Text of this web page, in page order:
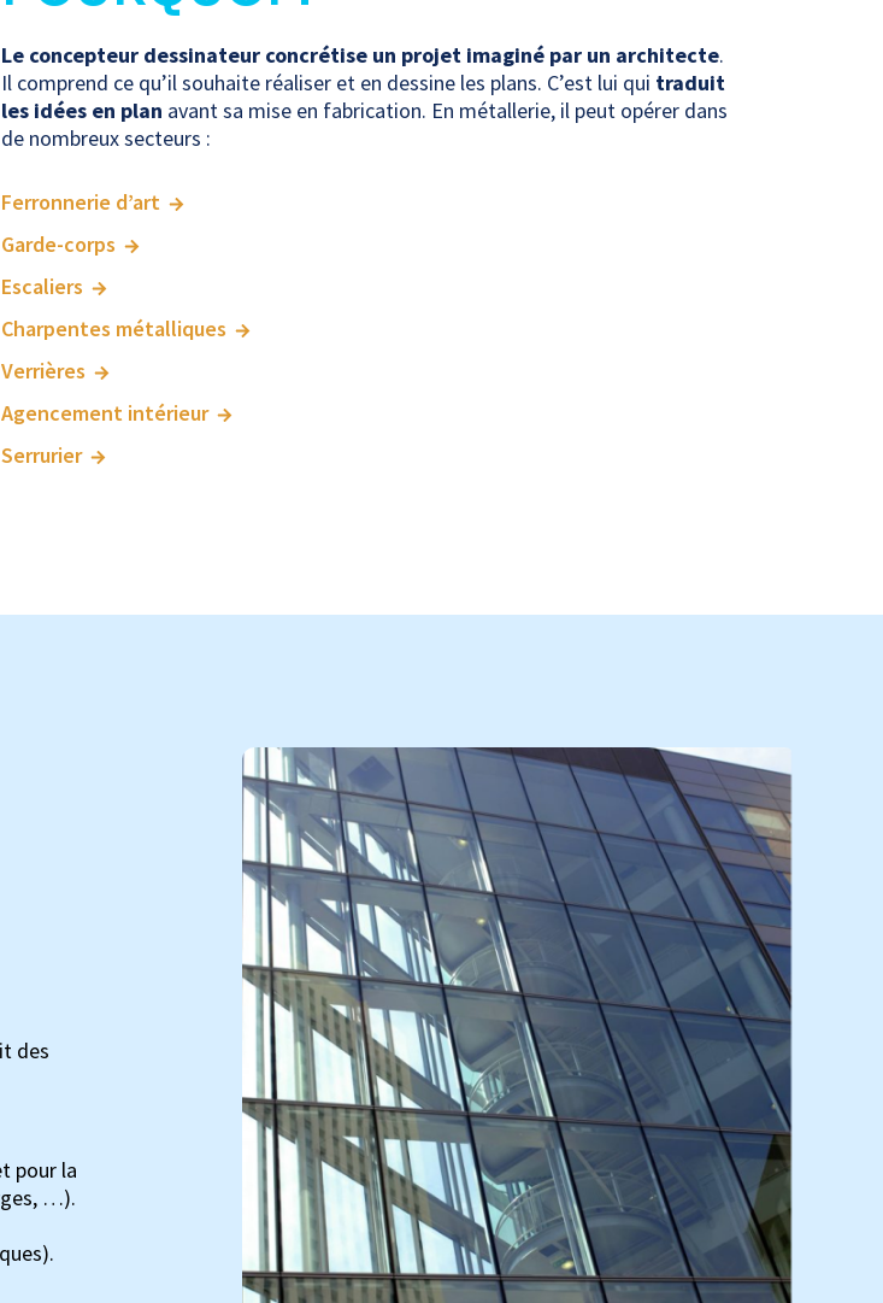
Le concepteur dessinateur concrétise un projet imaginé par un architecte.
Il comprend ce qu’il souhaite réaliser et en dessine les plans. C’est lui qui traduit
les idées en plan avant sa mise en fabrication. En métallerie, il peut opérer dans
de nombreux secteurs :
Ferronnerie d’art
Garde-corps
Escaliers
Charpentes métalliques
Verrières
Agencement intérieur
Serrurier
des
pour la
…).